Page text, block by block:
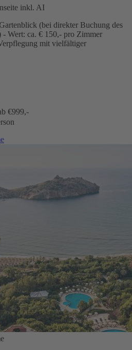
inkl. AI
(bei direkter Buchung des
Wert: ca. € 150,- pro Zimmer
mit vielfältiger
€999,-